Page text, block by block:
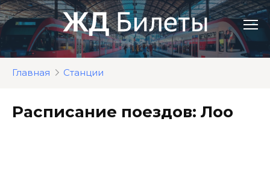
Перейти
к
контенту
Главная Станции
Расписание поездов: Лоо